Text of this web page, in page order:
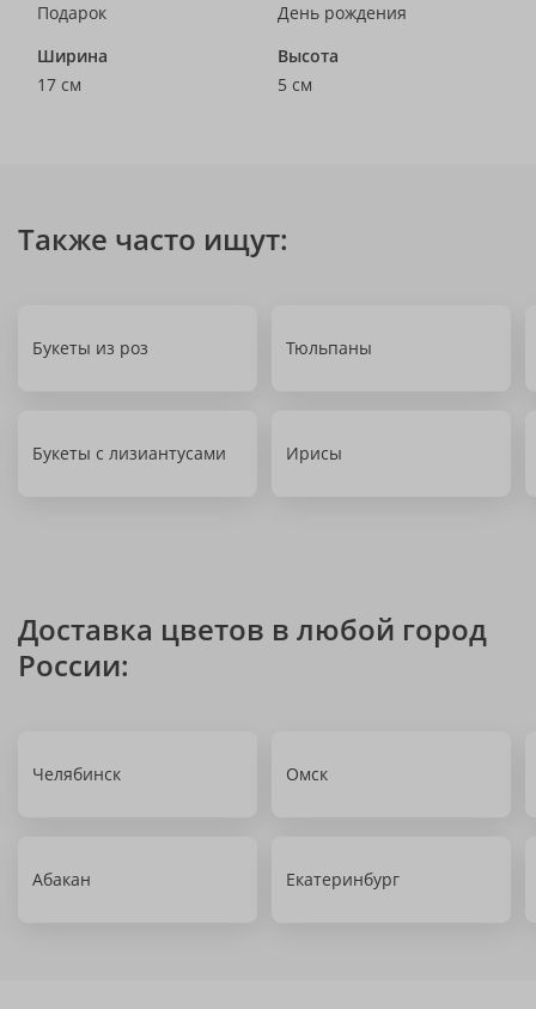
Подарок
День рождения
Ширина
17 см
Высота
5 см
Также часто ищут:
Букеты из роз Тюльпаны
Букеты с лизиантусами Ирисы
Доставка цветов в любой город
России:
Челябинск Омск
Абакан Екатеринбург